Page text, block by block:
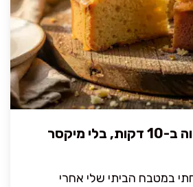
עוגת שמרים פרווה ב-10 דקות, בלי מיקסר
במטבח הביתי שלי אחרי